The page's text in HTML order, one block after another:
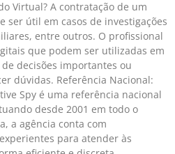
Virtual? A contratação de um
ser útil em casos de investigações
entre outros. O profissional
que podem ser utilizadas em
decisões importantes ou
dúvidas. Referência Nacional:
Spy é uma referência nacional
desde 2001 em todo o
a agência conta com
para atender às